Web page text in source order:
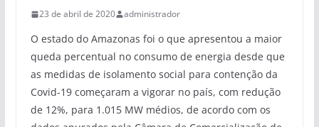
23 de abril de 2020 administrador
O estado do Amazonas foi o que apresentou a maior
queda percentual no consumo de energia desde que
as medidas de isolamento social para contenção da
Covid-19 começaram a vigorar no país, com redução
de 12%, para 1.015 MW médios, de acordo com os